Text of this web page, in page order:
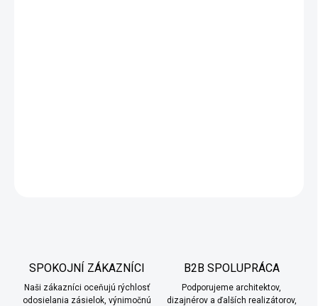
SPOKOJNÍ ZÁKAZNÍCI
Naši zákazníci oceňujú rýchlosť
odosielania zásielok, výnimočnú
B2B SPOLUPRÁCA
Podporujeme architektov,
dizajnérov a ďalších realizátorov,